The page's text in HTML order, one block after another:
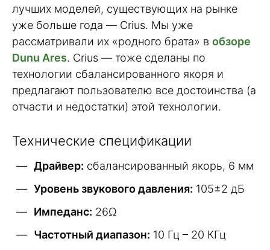
лучших моделей, существующих на рынке
уже больше года — Crius. Мы уже
рассматривали их «родного брата» в обзоре
Dunu Ares. Crius — тоже сделаны по
технологии сбалансированного якоря и
предлагают пользователю все достоинства (а
отчасти и недостатки) этой технологии.
Технические спецификации
Драйвер: сбалансированный якорь, 6 мм
Уровень звукового давления: 105±2 дБ
Импеданс: 26Ω
Частотный диапазон: 10 Гц – 20 КГц